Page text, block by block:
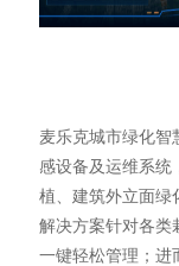
麦乐克城市绿化智
感设备及运维系统
植、建筑外立面绿
解决方案针对各类
一键轻松管理；进